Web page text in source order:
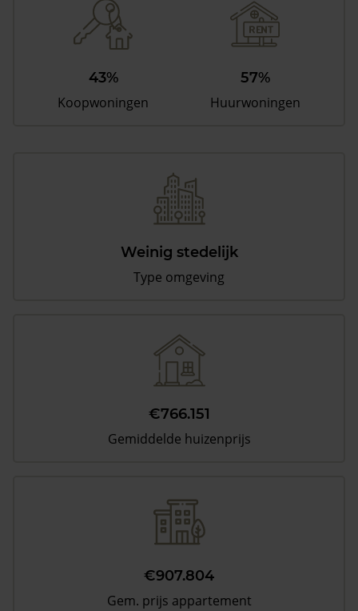
43%
Koopwoningen
57%
Huurwoningen
Weinig stedelijk
Type omgeving
€766.151
Gemiddelde huizenprijs
€907.804
Gem. prijs appartement